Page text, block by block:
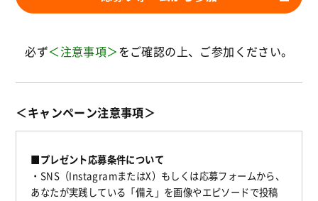
必ず＜注意事項＞をご確認の上、ご参加ください。
＜キャンペーン注意事項＞
■プレゼント応募条件について
・SNS（InstagramまたはX）もしくは応募フォームから、
あなたが実践している「備え」を画像やエピソードで投稿